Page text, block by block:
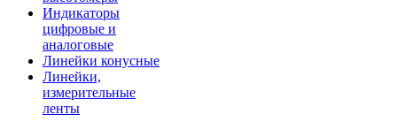
Индикаторы
цифровые и
аналоговые
Линейки конусные
Линейки,
измерительные
ленты